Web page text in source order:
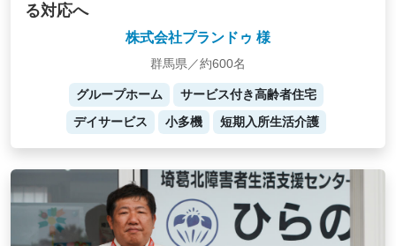
る対応へ
株式会社プランドゥ 様
群馬県／約600名
グループホーム
サービス付き高齢者住宅
デイサービス
小多機 短期入所生活介護